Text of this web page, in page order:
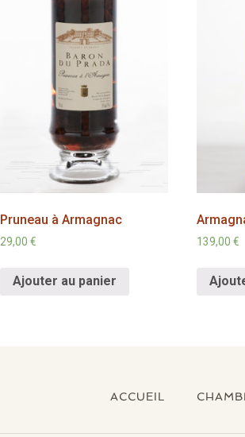
Pruneau à Armagnac
29,00 €
Ajouter au panier
139,00€
ACCUEIL